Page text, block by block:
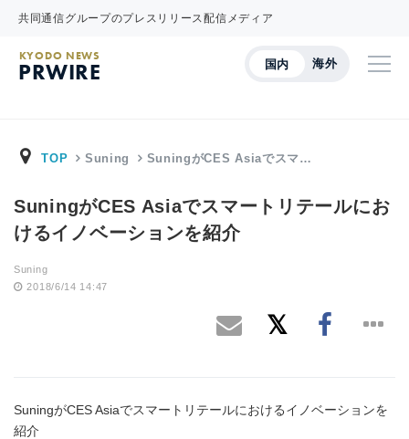
共同通信グループのプレスリリース配信メディア
国内 海外
KYODO NEWS
PRWIRE
TOP Suning SuningがCES Asiaでスマ…
SuningがCES Asiaでスマートリテールにお
けるイノベーションを紹介
Suning
2018/6/14 14:47
SuningがCES Asiaでスマートリテールにおけるイノベーションを
紹介